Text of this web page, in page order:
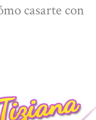
casarte con